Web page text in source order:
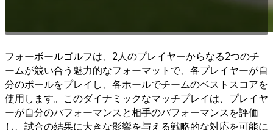
フォーボールゴルフは、2人のプレイヤーからなる2つのチ
ームが競い合う魅力的なフォーマットで、各プレイヤーが自
分のボールをプレイし、各ホールでチームのベストスコアを
使用します。このダイナミックなマッチプレイは、プレイヤ
ーが自分のパフォーマンスと相手のパフォーマンスを評価
し、試合の結果に大きな影響を与える戦略的な対応を可能に